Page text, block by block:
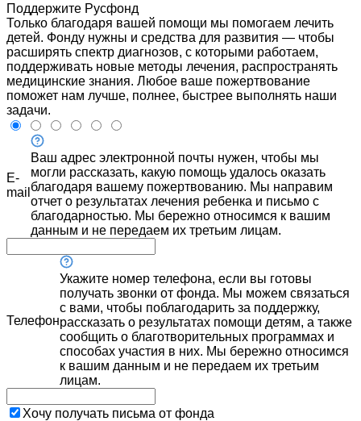
Поддержите Русфонд
Только благодаря вашей помощи мы помогаем лечить
детей. Фонду нужны и средства для развития — чтобы
расширять спектр диагнозов, с которыми работаем,
поддерживать новые методы лечения, распространять
медицинские знания. Любое ваше пожертвование
поможет нам лучше, полнее, быстрее выполнять наши
задачи.
E-
mail
Ваш адрес электронной почты нужен, чтобы мы
могли рассказать, какую помощь удалось оказать
благодаря вашему пожертвованию. Мы направим
отчет о результатах лечения ребенка и письмо с
благодарностью. Мы бережно относимся к вашим
данным и не передаем их третьим лицам.
Телефон
Укажите номер телефона, если вы готовы
получать звонки от фонда. Мы можем связаться
с вами, чтобы поблагодарить за поддержку,
рассказать о результатах помощи детям, а также
сообщить о благотворительных программах и
способах участия в них. Мы бережно относимся
к вашим данным и не передаем их третьим
лицам.
Хочу получать письма от фонда